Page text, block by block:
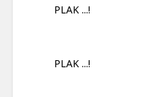
PLAK ...!
PLAK ...!